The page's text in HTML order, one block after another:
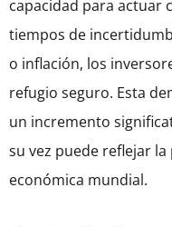
capacidad para actuar
tiempos de
o inflación, los
refugio seguro. Esta
un incremento
su vez puede reflejar
económica mundial.